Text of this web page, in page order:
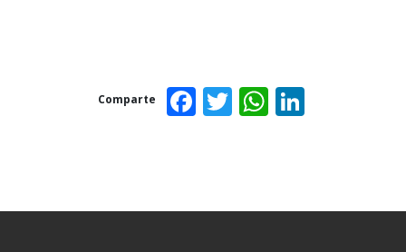
Comparte Facebook
Twitter